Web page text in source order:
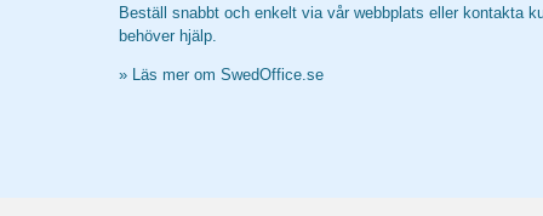
Beställ snabbt och enkelt via vår webbplats eller kontakta
behöver hjälp.
» Läs mer om SwedOffice.se